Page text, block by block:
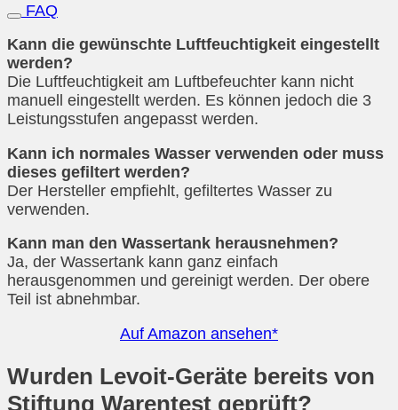
FAQ
Kann die gewünschte Luftfeuchtigkeit eingestellt
werden?
Die Luftfeuchtigkeit am Luftbefeuchter kann nicht
manuell eingestellt werden. Es können jedoch die 3
Leistungsstufen angepasst werden.
Kann ich normales Wasser verwenden oder muss
dieses gefiltert werden?
Der Hersteller empfiehlt, gefiltertes Wasser zu
verwenden.
Kann man den Wassertank herausnehmen?
Ja, der Wassertank kann ganz einfach
herausgenommen und gereinigt werden. Der obere
Teil ist abnehmbar.
Auf Amazon ansehen*
Wurden Levoit-Geräte bereits von
Stiftung Warentest geprüft?